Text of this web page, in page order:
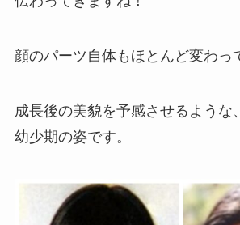
顔のパーツ自体もほとんど変わっ
成長後の美貌を予感させるような
幼少期の姿です。